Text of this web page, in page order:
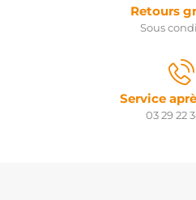
Retours
Sous
Service
03 29 22